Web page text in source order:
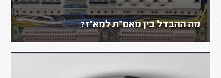
מה ההבדל בין מאמ״ת למא״ז?